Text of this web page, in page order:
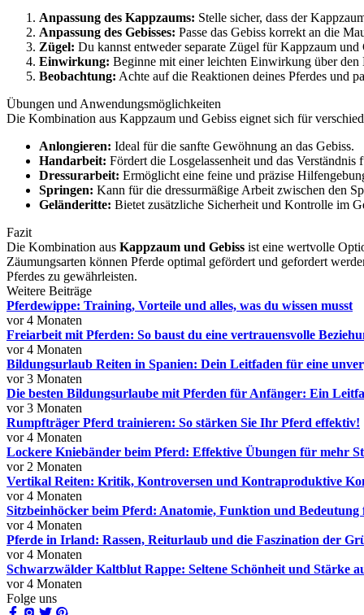
Anpassung des Kappzaums: Stelle sicher, dass der
Anpassung des Gebisses: Passe das Gebiss korrekt an die
Zügel: Du kannst entweder separate Zügel für Kappzaum
Einwirkung: Beginne mit einer leichten Einwirkung über
Beobachtung: Achte auf die Reaktionen deines Pferdes und
Übungen und Anwendungsmöglichkeiten
Die Kombination aus Kappzaum und Gebiss eignet sich für
Anlongieren: Ideal für die sanfte Gewöhnung an das Gebiss.
Handarbeit: Fördert die Losgelassenheit und das
Dressurarbeit: Ermöglicht eine feine und präzise
Springen: Kann für die dressurmäßige Arbeit zwischen den
Geländeritte: Bietet zusätzliche Sicherheit und Kontrolle im
Fazit
Die Kombination aus Kappzaum und Gebiss ist eine wertvolle
Zäumungsarten können Pferde optimal gefördert und gefordert
Pferdes zu gewährleisten.
Weitere Beiträge
Pferdewippe: Training, Vorteile und alles, was du wissen musst
vor 4 Monaten
Freiarbeit mit Pferden: So baust du eine vertrauensvolle
vor 4 Monaten
Bildungsurlaub Reiten in Spanien: Dein Leitfaden für eine
vor 3 Monaten
Die besten Bildungsurlaube mit Pferden für Anfänger: Ein
vor 3 Monaten
Rumpfträger Pferd trainieren: So stärken Sie Ihr Pferd effektiv!
vor 4 Monaten
Lockere Kniebänder beim Pferd: Effektive Übungen für mehr
vor 2 Monaten
Vertikal Reiten: Kritik, Kontroversen und Kontraproduktive
vor 4 Monaten
Sitzbeinhöcker beim Pferd: Anatomie, Funktion und Bedeutung
vor 4 Monaten
Pferde in Irland: Rassen, Reiturlaub und die Faszination der
vor 4 Monaten
Schwarzwälder Kaltblut Rappe: Seltene Schönheit und Stärke
vor 4 Monaten
Folge uns